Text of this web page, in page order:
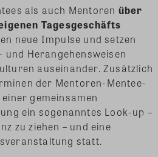
als auch Mentoren über
Tagesgeschäfts
neue Impulse und setzen
Herangehensweisen
auseinander. Zusätzlich
der Mentoren-Mentee-
gemeinsamen
ein sogenanntes Look-up –
zu ziehen – und eine
statt.